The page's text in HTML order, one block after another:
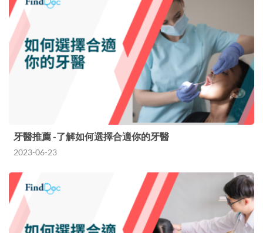
牙醫推薦 -了解如何選擇合適你的牙醫
2023-06-23